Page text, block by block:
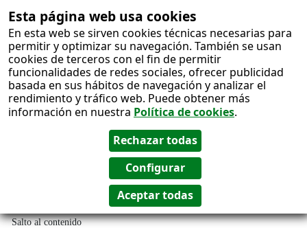
Esta página web usa cookies
En esta web se sirven cookies técnicas necesarias para
permitir y optimizar su navegación. También se usan
cookies de terceros con el fin de permitir
funcionalidades de redes sociales, ofrecer publicidad
basada en sus hábitos de navegación y analizar el
rendimiento y tráfico web. Puede obtener más
información en nuestra Política de cookies.
Salto al contenido